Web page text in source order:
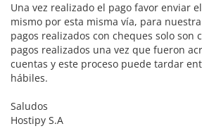
Una vez realizado el pago favor enviar
mismo por esta misma vía, para
pagos realizados con cheques solo son
pagos realizados una vez que fueron
cuentas y este proceso puede tardar
hábiles.
Saludos
Hostipy S.A